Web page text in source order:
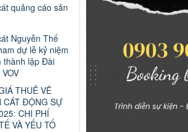
quảng cáo sản
Nguyễn Thế
dự lễ kỷ niệm
thành lập Đài
THUÊ VẼ
CÁT ĐỘNG SỰ
CHI PHÍ
VÀ YẾU TỐ